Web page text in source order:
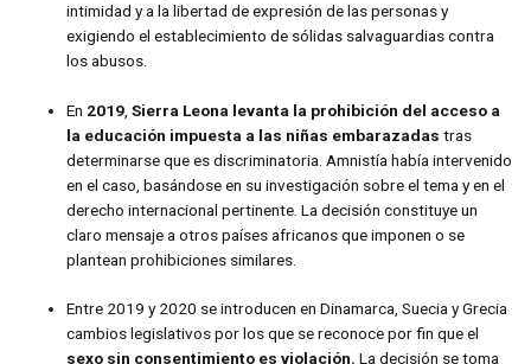
intimidad y a la libertad de expresión de las personas y
exigiendo el establecimiento de sólidas salvaguardias contra
los abusos.
En 2019 ,Sierra Leona levanta la prohibición del acceso a
la educación impuesta a las niñas embarazadas tras
determinarse que es discriminatoria. Amnistía había intervenido
en el caso, basándose en su investigación sobre el tema y en el
derecho internacional pertinente. La decisión constituye un
claro mensaje a otros países africanos que imponen o se
plantean prohibiciones similares.
Entre 2019 y 2020 se introducen en Dinamarca, Suecia y Grecia
cambios legislativos por los que se reconoce por fin que el
sexo sin consentimiento es violación. La decisión se toma